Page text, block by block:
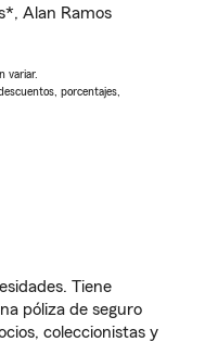
Alan Ramos
variar.
porcentajes,
Tiene
póliza de seguro
coleccionistas y